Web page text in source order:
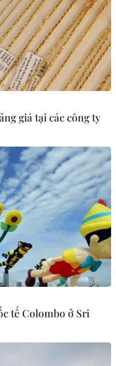
giá tại các công ty
tế Colombo ở Sri